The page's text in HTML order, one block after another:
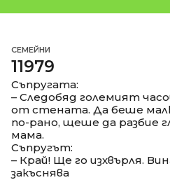
СЕМЕЙНИ
11979
Съпругата:
– Следобяд големият
от стената. Да беше
по-рано, щеше да разбие
мама.
Съпругът:
– Край! Ще го изхвърля.
закъснява